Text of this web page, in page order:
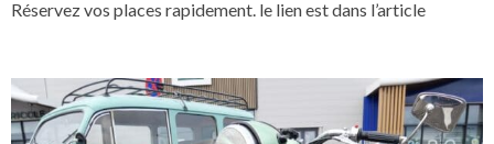
Réservez vos places rapidement. le lien est dans l’article